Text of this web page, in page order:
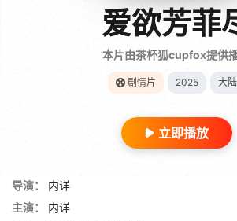
爱欲芳菲
本片由茶杯狐cupfox提供
剧情片 2025 大陆
立即播放
导演：
内详
主演：
内详